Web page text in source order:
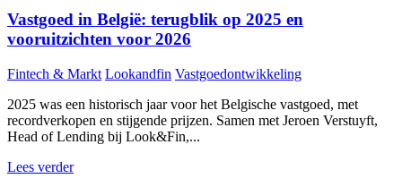
Vastgoed in België: terugblik op 2025 en
vooruitzichten voor 2026
Fintech & Markt Lookandfin Vastgoedontwikkeling
2025 was een historisch jaar voor het Belgische vastgoed, met
recordverkopen en stijgende prijzen. Samen met Jeroen Verstuyft,
Head of Lending bij Look&Fin,...
Lees verder